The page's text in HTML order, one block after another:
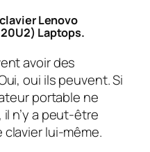
Lenovo
Laptops.
avoir des
oui ils peuvent. Si
portable ne
n’y a peut-être
lui-même.